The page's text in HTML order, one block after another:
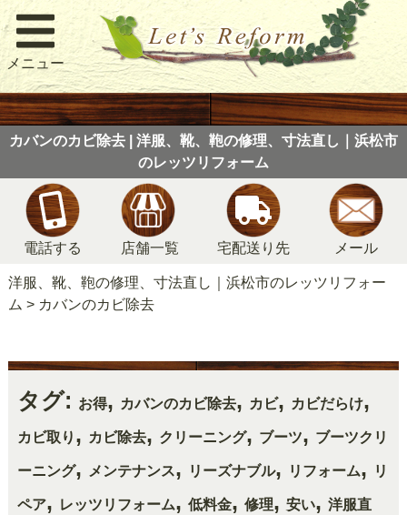
メニュー
カバンのカビ除去 | 洋服、靴、鞄の修理、寸法直し｜浜松市
のレッツリフォーム
電話する 店舗一覧 宅配送り先 メール
洋服、靴、鞄の修理、寸法直し｜浜松市のレッツリフォー
ム > カバンのカビ除去
タグ: お得, カバンのカビ除去, カビ, カビだらけ,
カビ取り , カビ除去, クリーニング, ブーツ, ブーツクリ
ーニング, メンテナンス, リーズナブル, リフォーム, リ
ペア, レッツリフォーム, 低料金, 修理, 安い, 洋服直